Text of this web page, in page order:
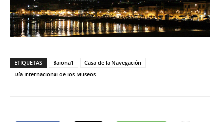
ETIQUETAS Baiona1
Casa de la Navegación
Día Internacional de los Museos